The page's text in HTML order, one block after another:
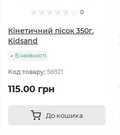
0
Кінетичний пісок 350г.
Kidsand
В наявності
Код товару: 56921
115.00 грн
До кошика